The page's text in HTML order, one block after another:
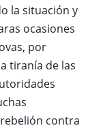
la situación y
ocasiones
por
tiranía de las
contra